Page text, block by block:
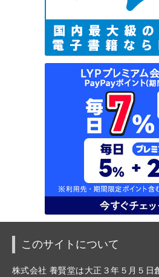
このサイトについて
株式会社 養賢堂は大正３年５月５日